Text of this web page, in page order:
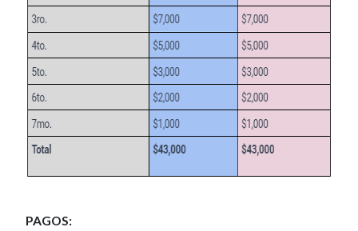
PAGOS: